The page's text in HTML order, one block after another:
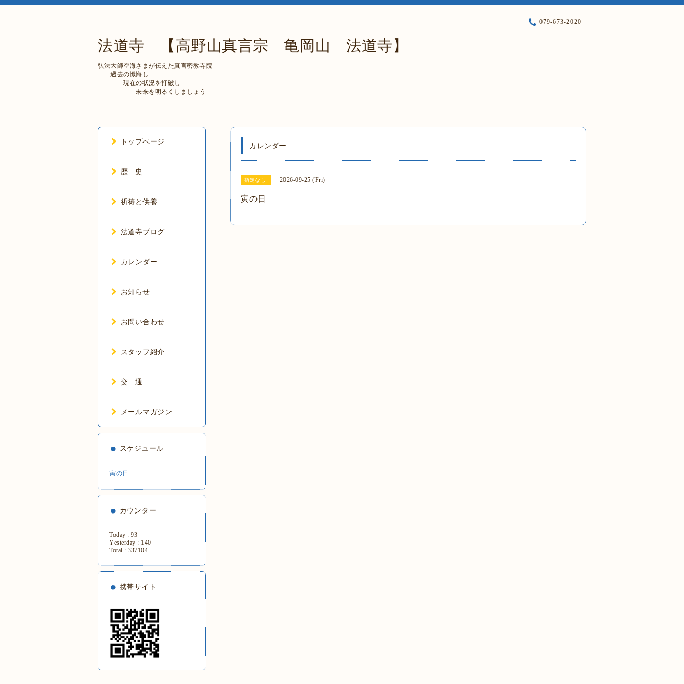
法道寺 【高野山真言宗 亀岡山 法道寺】
弘法大師空海さまが伝えた真言密教寺院
過去の懺悔し
現在の状況を打破し
未来を明るくしましょう
079-673-2020
カレンダー
指定なし 2026-09-25 (Fri)
寅の日
トップページ
歴 史
祈祷と供養
法道寺ブログ
カレンダー
お知らせ
お問い合わせ
スタッフ紹介
交 通
メールマガジン
スケジュール
寅の日
カウンター
Today : 93
Yesterday : 140
Total : 337104
携帯サイト